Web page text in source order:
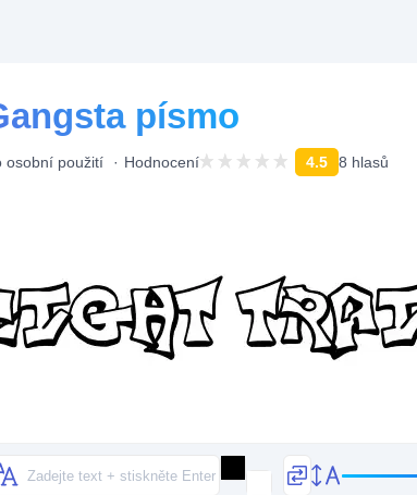
písmo
osobní použití Hodnocení 4.5 8 hlasů